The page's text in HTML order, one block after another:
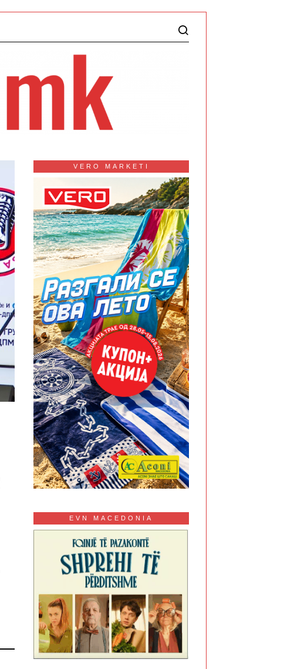
VERO MARKETI
EVN MACEDONIA